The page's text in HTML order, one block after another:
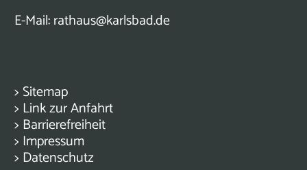
E-Mail:rathaus@karlsbad.de
> Sitemap
> Link zur Anfahrt
> Barrierefreiheit
> Impressum
> Datenschutz